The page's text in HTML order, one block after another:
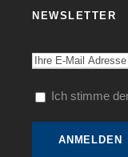
NEWSLETTER
Ich stimme